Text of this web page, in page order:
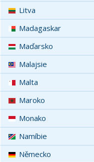
Litva
Madagaskar
Maďarsko
Malajsie
Malta
Maroko
Monako
Namíbie
Německo